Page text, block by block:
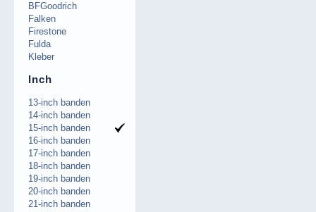
BFGoodrich
Falken
Firestone
Fulda
Kleber
Inch
13-inch banden
14-inch banden
15-inch banden
16-inch banden
17-inch banden
18-inch banden
19-inch banden
20-inch banden
21-inch banden